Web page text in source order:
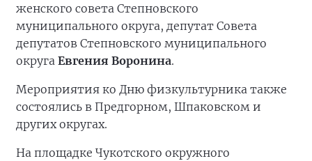
женского совета Степновского
муниципального округа, депутат Совета
депутатов Степновского муниципального
округа Евгения Воронина.
Мероприятия ко Дню физкультурника также
состоялись в Предгорном, Шпаковском и
других округах.
На площадке Чукотского окружного